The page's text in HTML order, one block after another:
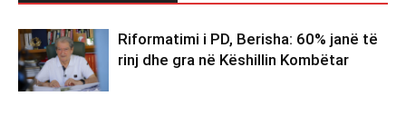
Riformatimi i PD, Berisha: 60% janë të
rinj dhe gra në Këshillin Kombëtar